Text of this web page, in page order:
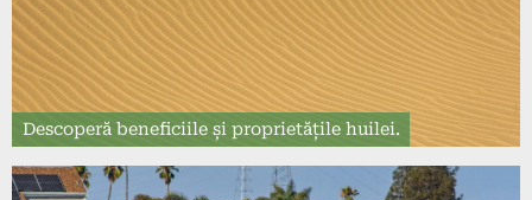
Descoperă beneficiile și proprietățile huilei.